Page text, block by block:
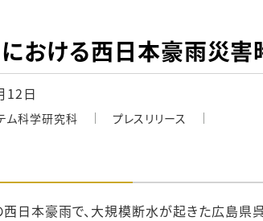
おける西日本豪雨災
12日
ム科学研究科 プレスリリース
日本豪雨で、大規模断水が起きた広島県